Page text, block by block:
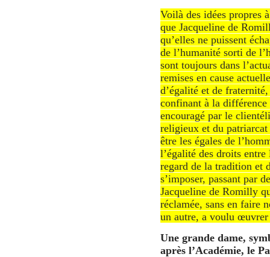
Voilà des idées propres
que Jacqueline de
qu’elles ne puissent
de l’humanité sorti de
sont toujours dans
remises en cause
d’égalité et de
confinant à la
encouragé par le
religieux et du patriarcat
être les égales de
l’égalité des droits
regard de la tradition et
s’imposer, passant par
Jacqueline de Romilly
réclamée, sans en faire
un autre, a voulu
Une grande dame,
après l’Académie, le